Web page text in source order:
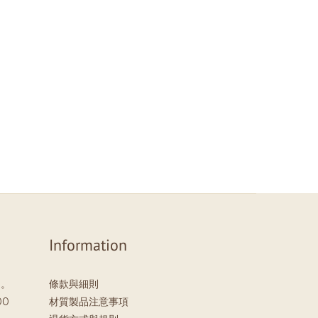
Information
條款與細則
材質製品注意事項